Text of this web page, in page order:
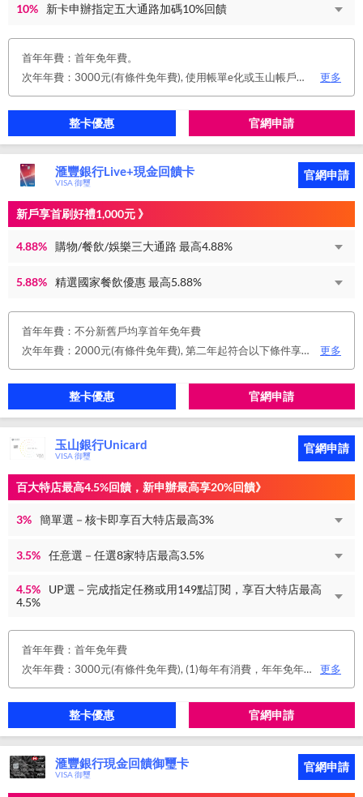
10% 新卡申辦指定五大通路加碼10%回饋
首年年費：首年免年費。
次年年費：3000元(有條件免年費), 使用帳單e化或玉山帳戶自動扣繳信用卡款或任消費一筆享免年費優惠。
更多
整卡優惠 官網申請
滙豐銀行Live+現金回饋卡
VISA 御璽
官網申請
新戶享首刷好禮1,000元 》
4.88% 購物/餐飲/娛樂三大通路 最高4.88%
5.88% 精選國家餐飲優惠 最高5.88%
首年年費：不分新舊戶均享首年免年費
次年年費：2000元(有條件免年費), 第二年起符合以下條件享年費優惠辦法 • 使用非紙本帳單(電子帳單或行動帳單)終身免年費 • 前一年消費滿 8 萬或 12 次享次年免年費
更多
整卡優惠 官網申請
玉山銀行Unicard
VISA 御璽
官網申請
百大特店最高4.5%回饋，新申辦最高享20%回饋》
3% 簡單選－核卡即享百大特店最高3%
3.5% 任意選－任選8家特店最高3.5%
4.5%
UP選－完成指定任務或用149點訂閱，享百大特店最高
4.5%
首年年費：首年免年費
次年年費：3000元(有條件免年費), (1)每年有消費，年年免年費。或(2)同時使用玉山帳戶自動扣繳信用卡款及帳單e化期間享免年費優惠。
更多
整卡優惠 官網申請
滙豐銀行現金回饋御璽卡
VISA 御璽
官網申請